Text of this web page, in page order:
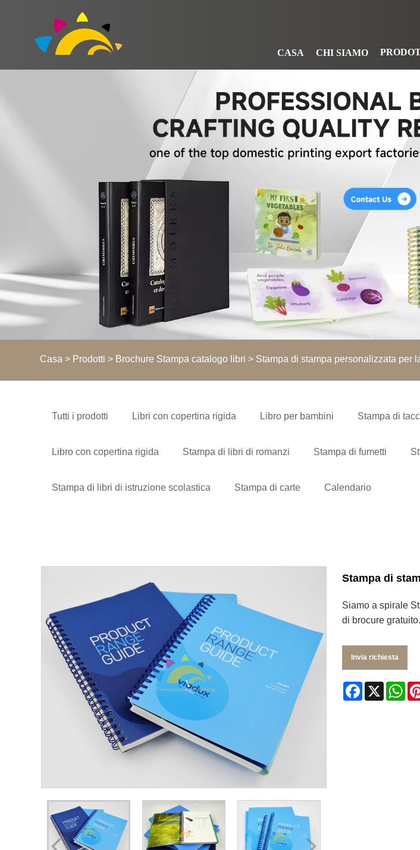
CASA CHI SIAMO
Casa > Prodotti > Brochure Stampa catalogo libri > Stampa di stampa personalizzata per
Tutti i prodotti Libri con copertina rigida Libro per bambini Stampa di
Libro con copertina rigida Stampa di libri di romanzi Stampa di fumetti
Stampa di libri di istruzione scolastica Stampa di carte Calendario
Stampa di
Siamo a spirale
di brocure gratuito.
Invia richiesta
Facebook
X